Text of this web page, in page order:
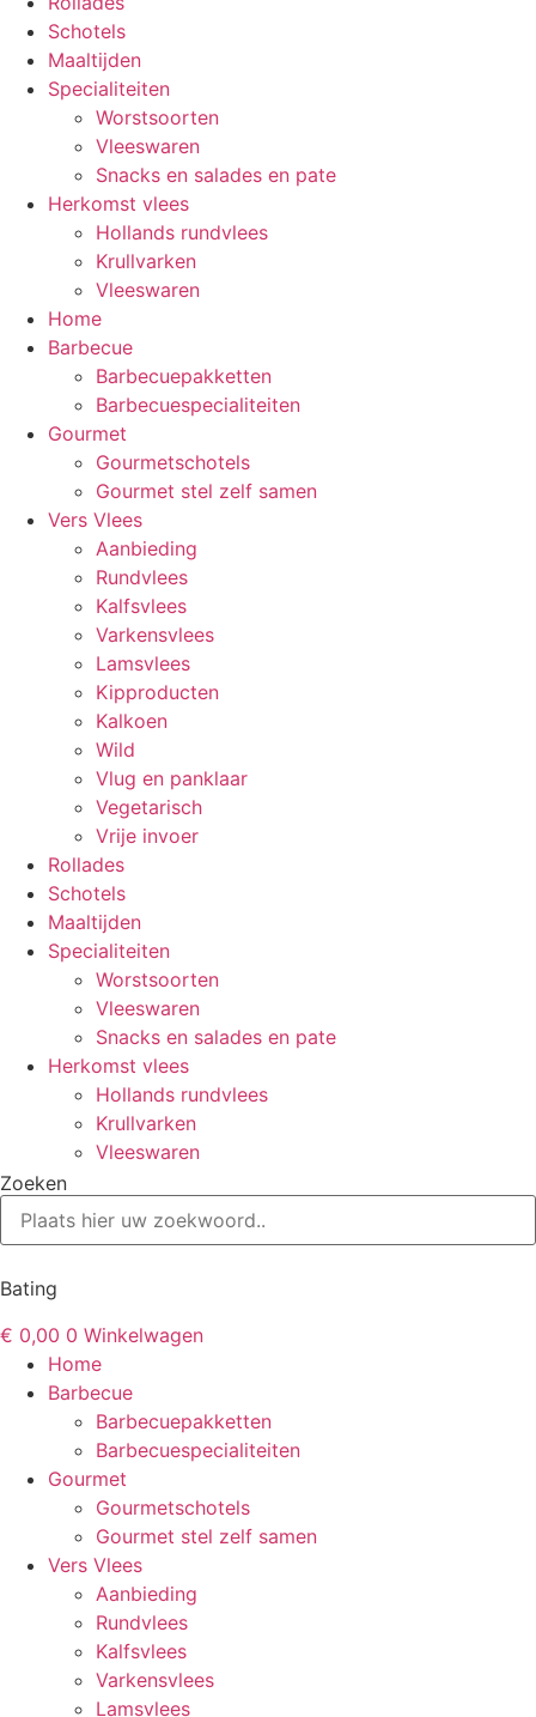
Schotels
Maaltijden
Specialiteiten
Worstsoorten
Vleeswaren
Snacks en salades en pate
Herkomst vlees
Hollands rundvlees
Krullvarken
Vleeswaren
Home
Barbecue
Barbecuepakketten
Barbecuespecialiteiten
Gourmet
Gourmetschotels
Gourmet stel zelf samen
Vers Vlees
Aanbieding
Rundvlees
Kalfsvlees
Varkensvlees
Lamsvlees
Kipproducten
Kalkoen
Wild
Vlug en panklaar
Vegetarisch
Vrije invoer
Rollades
Schotels
Maaltijden
Specialiteiten
Worstsoorten
Vleeswaren
Snacks en salades en pate
Herkomst vlees
Hollands rundvlees
Krullvarken
Vleeswaren
Zoeken
Bating
€ 0,00 0 Winkelwagen
Home
Barbecue
Barbecuepakketten
Barbecuespecialiteiten
Gourmet
Gourmetschotels
Gourmet stel zelf samen
Vers Vlees
Aanbieding
Rundvlees
Kalfsvlees
Varkensvlees
Lamsvlees